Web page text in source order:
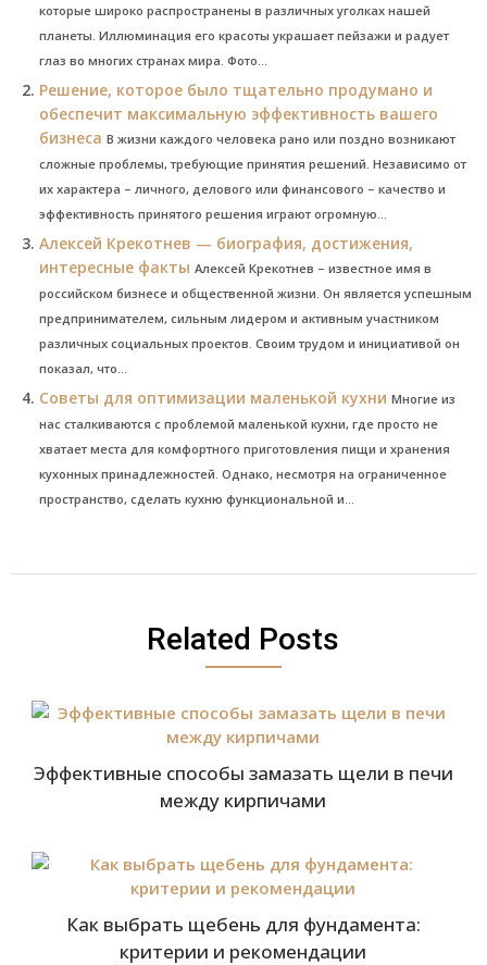
которые широко распространены в различных уголках нашей
планеты. Иллюминация его красоты украшает пейзажи и радует
глаз во многих странах мира. Фото...
Решение, которое было тщательно продумано и
обеспечит максимальную эффективность вашего
бизнеса В жизни каждого человека рано или поздно возникают
сложные проблемы, требующие принятия решений. Независимо от
их характера – личного, делового или финансового – качество и
эффективность принятого решения играют огромную...
Алексей Крекотнев — биография, достижения,
интересные факты Алексей Крекотнев – известное имя в
российском бизнесе и общественной жизни. Он является успешным
предпринимателем, сильным лидером и активным участником
различных социальных проектов. Своим трудом и инициативой он
показал, что...
Советы для оптимизации маленькой кухни Многие из
нас сталкиваются с проблемой маленькой кухни, где просто не
хватает места для комфортного приготовления пищи и хранения
кухонных принадлежностей. Однако, несмотря на ограниченное
пространство, сделать кухню функциональной и...
Related Posts
Эффективные способы замазать щели в печи
между кирпичами
Как выбрать щебень для фундамента:
критерии и рекомендации